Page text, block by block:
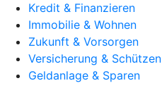
Kredit & Finanzieren
Immobilie & Wohnen
Zukunft & Vorsorgen
Versicherung & Schützen
Geldanlage & Sparen